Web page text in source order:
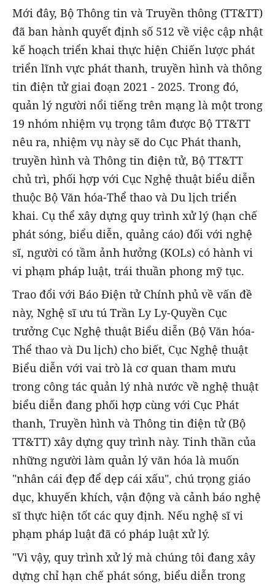
Mới đây, Bộ Thông tin và Truyền thông (TT&TT)
đã ban hành quyết định số 512 về việc cập nhật
kế hoạch triển khai thực hiện Chiến lược phát
triển lĩnh vực phát thanh, truyền hình và thông
tin điện tử giai đoạn 2021 - 2025. Trong đó,
quản lý người nổi tiếng trên mạng là một trong
19 nhóm nhiệm vụ trọng tâm được Bộ TT&TT
nêu ra, nhiệm vụ này sẽ do Cục Phát thanh,
truyền hình và Thông tin điện tử, Bộ TT&TT
chủ trì, phối hợp với Cục Nghệ thuật biểu diễn
thuộc Bộ Văn hóa-Thể thao và Du lịch triển
khai. Cụ thể xây dựng quy trình xử lý (hạn chế
phát sóng, biểu diễn, quảng cáo) đối với nghệ
sĩ, người có tầm ảnh hưởng (KOLs) có hành vi
vi phạm pháp luật, trái thuần phong mỹ tục.
Trao đổi với Báo Điện tử Chính phủ về vấn đề
này, Nghệ sĩ ưu tú Trần Ly Ly-Quyền Cục
trưởng Cục Nghệ thuật Biểu diễn (Bộ Văn hóa-
Thể thao và Du lịch) cho biết, Cục Nghệ thuật
Biểu diễn với vai trò là cơ quan tham mưu
trong công tác quản lý nhà nước về nghệ thuật
biểu diễn đang phối hợp cùng với Cục Phát
thanh, Truyền hình và Thông tin điện tử (Bộ
TT&TT) xây dựng quy trình này. Tinh thần của
những người làm quản lý văn hóa là muốn
"nhân cái đẹp để dẹp cái xấu", chú trọng giáo
dục, khuyến khích, vận động và cảnh báo nghệ
sĩ thực hiện tốt các quy định. Nếu nghệ sĩ vi
phạm pháp luật đã có pháp luật xử lý.
"Vì vậy, quy trình xử lý mà chúng tôi đang xây
dựng chỉ hạn chế phát sóng, biểu diễn trong